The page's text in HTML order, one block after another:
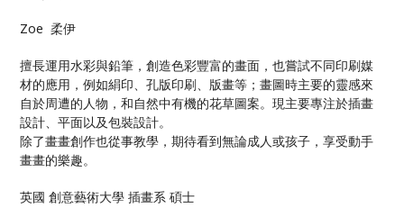
Zoe 柔伊
擅長運用水彩與鉛筆，創造色彩豐富的畫面，也嘗試不同印刷媒
材的應用，例如絹印、孔版印刷、版畫等；畫圖時主要的靈感來
自於周遭的人物，和自然中有機的花草圖案。現主要專注於插畫
設計、平面以及包裝設計。
除了畫畫創作也從事教學，期待看到無論成人或孩子，享受動手
畫畫的樂趣。
英國 創意藝術大學 插畫系 碩士